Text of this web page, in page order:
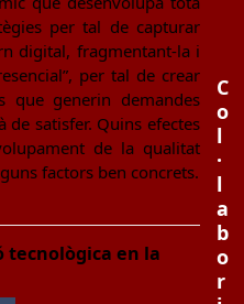
per tal de capturar
digital, fragmentant-la i
per tal de crear
que generin demandes
de satisfer. Quins efectes
de la qualitat
factors ben concrets.
tecnològica en la
C
o
l
·
l
a
b
o
r